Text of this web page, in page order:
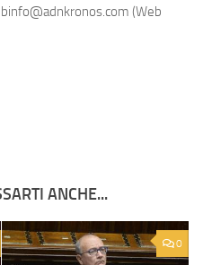
(Web
ANCHE...
0